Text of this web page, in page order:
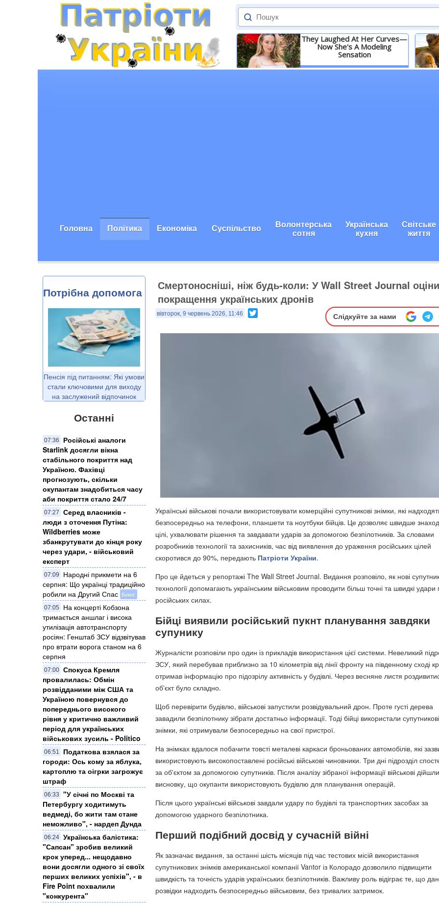
They Laughed At Her Curves—
Now She's A Modeling
Sensation
Детальніше
Головна Політика Економіка Суспільство Волонтерська
сотня
Українська
кухня
Світське
життя
Потрібна допомога
Пенсія під питанням: Які умови
стали ключовими для виходу
на заслужений відпочинок
Останні
07:36
Російські аналоги
Starlink досягли вікна
стабільного покриття над
Україною. Фахівці
прогнозують, скільки
окупантам знадобиться часу
аби покриття стало 24/7
07:27
Серед власників -
люди з оточення Путіна:
Wildberries може
збанкрутувати до кінця року
через удари, - військовий
експерт
07:09
Народні прикмети на 6
серпня: Що українці традиційно
робили на Другий Спас Блог
07:05
На концерті Кобзона
тримається аншлаг і висока
утилізація автотранспорту
росіян: Генштаб ЗСУ відзвітував
про втрати ворога станом на 6
серпня
07:00 Спокуса Кремля
провалилась: Обмін
розвідданими між США та
Україною повернувся до
попереднього високого
рівня у критично важливий
період для українських
військових зусиль - Politico
06:51
Податкова взялася за
городи: Ось кому за яблука,
картоплю та оігрки загрожує
штраф
06:33
"У січні по Москві та
Петербургу ходитимуть
ведмеді, бо жити там стане
неможливо", - нардеп Дунда
06:24 ​Українська балістика:
"Сапсан" зробив великий
крок уперед... нещодавно
вони досягли одного зі своїх
перших великих успіхів", - в
Fire Point похвалили
"конкурента"
Смертоносніші, ніж будь-коли: У Wall Street Journal
покращення українських дронів
вівторок, 9 червень 2026, 11:46 Слідкуйте за нами
Українські військові почали використовувати комерційні супутникові знімки, які
безпосередньо на телефони, планшети та ноутбуки бійців. Це дозволяє швидше
цілі, ухвалювати рішення та завдавати ударів за допомогою безпілотників. За словами
розробників технології та захисників, час від виявлення до ураження російських цілей
скоротився до 90%, передають Патріоти України.
Про це йдеться у репортажі The Wall Street Journal. Видання розповіло, як нові
технології допомагають українським військовим проводити більш точні та швидкі удари
російських силах.
Бійці виявили російський пукнт планування завдяки
супунику
Журналісти розповіли про один із прикладів використання цієї системи. Невеликий
ЗСУ, який перебував приблизно за 10 кілометрів від лінії фронту на південному сході
отримав інформацію про підозрілу активність у будівлі. Через весняне листя
об'єкт було складно.
Щоб перевірити будівлю, військові запустили розвідувальний дрон. Проте густі дерева
завадили безпілотнику зібрати достатньо інформації. Тоді бійці використали супутникові
знімки, які отримували безпосередньо на свої пристрої.
На знімках вдалося побачити товсті металеві каркаси броньованих автомобілів, які
використовують високопоставлені російські військові чиновники. Три дні підрозділ
за об'єктом за допомогою супутників. Після аналізу зібраної інформації військові дійшли
висновку, що окупанти використовують будівлю для планування операцій.
Після цього українські військові завдали удару по будівлі та транспортних засобах за
допомогою ударного безпілотника.
Перший подібний досвід у сучасній війні
Як зазначає видання, за останні шість місяців під час тестових місій використання
супутникових знімків американської компанії Vantor із Колорадо дозволило підвищити
швидкість та точність ударів українських безпілотників. Важливу роль відіграє те, що
розвідки надходить безпосередньо військовим, без тривалих затримок.